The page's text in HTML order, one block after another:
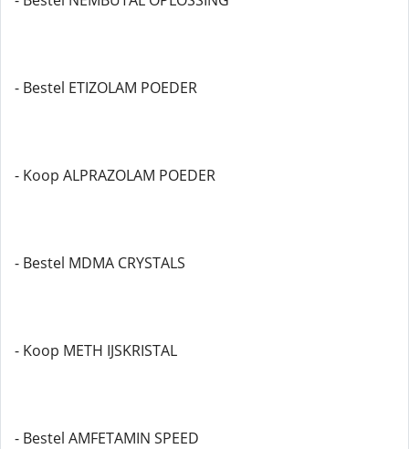
- Bestel ETIZOLAM POEDER
- Koop ALPRAZOLAM POEDER
- Bestel MDMA CRYSTALS
- Koop METH IJSKRISTAL
- Bestel AMFETAMIN SPEED